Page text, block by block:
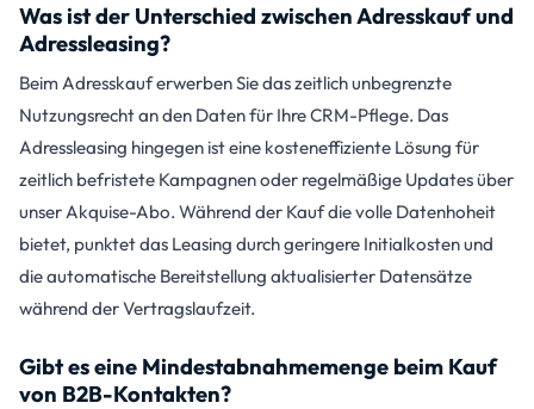
Was ist der Unterschied zwischen Adresskauf und
Adressleasing?
Beim Adresskauf erwerben Sie das zeitlich unbegrenzte
Nutzungsrecht an den Daten für Ihre CRM-Pflege. Das
Adressleasing hingegen ist eine kosteneffiziente Lösung für
zeitlich befristete Kampagnen oder regelmäßige Updates über
unser Akquise-Abo. Während der Kauf die volle Datenhoheit
bietet, punktet das Leasing durch geringere Initialkosten und
die automatische Bereitstellung aktualisierter Datensätze
während der Vertragslaufzeit.
Gibt es eine Mindestabnahmemenge beim Kauf
von B2B-Kontakten?